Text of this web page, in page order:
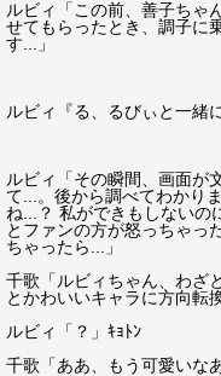
ルビィ「この前、善子ちゃ
せてもらったとき、調子に
す...」
ルビィ『る、るびぃと一緒
ルビィ「その瞬間、画面が
て...。後から調べてわかり
ね...？ 私ができもしないの
とファンの方が怒っちゃっ
ちゃったら...」
千歌「ルビィちゃん、わざ
とかわいいキャラに方向転
ルビィ「？」ｷｮﾄﾝ
千歌「ああ、もう可愛いなあ